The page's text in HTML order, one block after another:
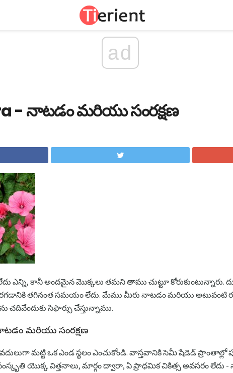
ad
- నాటడం మరియు సంరక్షణ
ఎన్ని, కానీ అందమైన మొక్కలు తమని తాము చుట్టూ కోరుకుంటున్నారు.
పెరగడానికి తగినంత సమయం లేదు. మేము మీరు నాటడం మరియు అటువంటి
చదివేందుకు సిఫార్సు చేస్తున్నాము.
మరియు సంరక్షణ
మట్టి ఒక ఎండ స్థలం ఎంచుకోండి. వాస్తవానికి సెమీ షేడెడ్ ప్రాంతాల్లో
యొక్క విత్తనాలు, మార్గం ద్వారా, ఏ ప్రాధమిక చికిత్స అవసరం లేదు -